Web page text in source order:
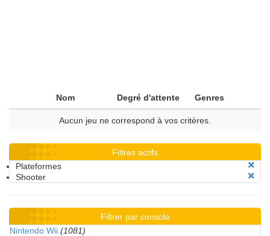
Nom Degré d'attente Genres
Aucun jeu ne correspond à vos critères.
Filtres actifs
Plateformes
Shooter
Filtrer par console
Nintendo Wii (1081)